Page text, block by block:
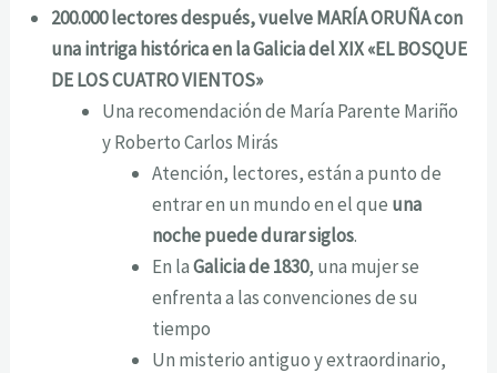
200.000 lectores después, vuelve MARÍA ORUÑA con
una intriga histórica en la Galicia del XIX «EL BOSQUE
DE LOS CUATRO VIENTOS»
Una recomendación de María Parente Mariño
y Roberto Carlos Mirás
Atención, lectores, están a punto de
entrar en un mundo en el que una
noche puede durar siglos.
En laGalicia de 1830, una mujer se
enfrenta a las convenciones de su
tiempo
Un misterio antiguo y extraordinario,